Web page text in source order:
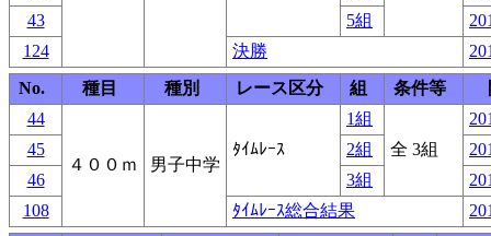
43
5組
124
決勝
No.
種目 種別 レース区分 組 条件等
44
４００ｍ 男子中学
ﾀｲﾑﾚｰｽ
1組
全 3組
45
2組
46
3組
108
ﾀｲﾑﾚｰｽ総合結果